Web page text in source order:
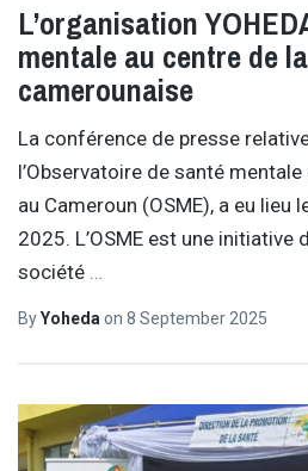
L’organisation
mentale au centre de
camerounaise
La conférence de presse
l’Observatoire de santé
au Cameroun (OSME), a eu lieu
2025. L’OSME est une initiative
société …
ByYoheda on 8 September 2025